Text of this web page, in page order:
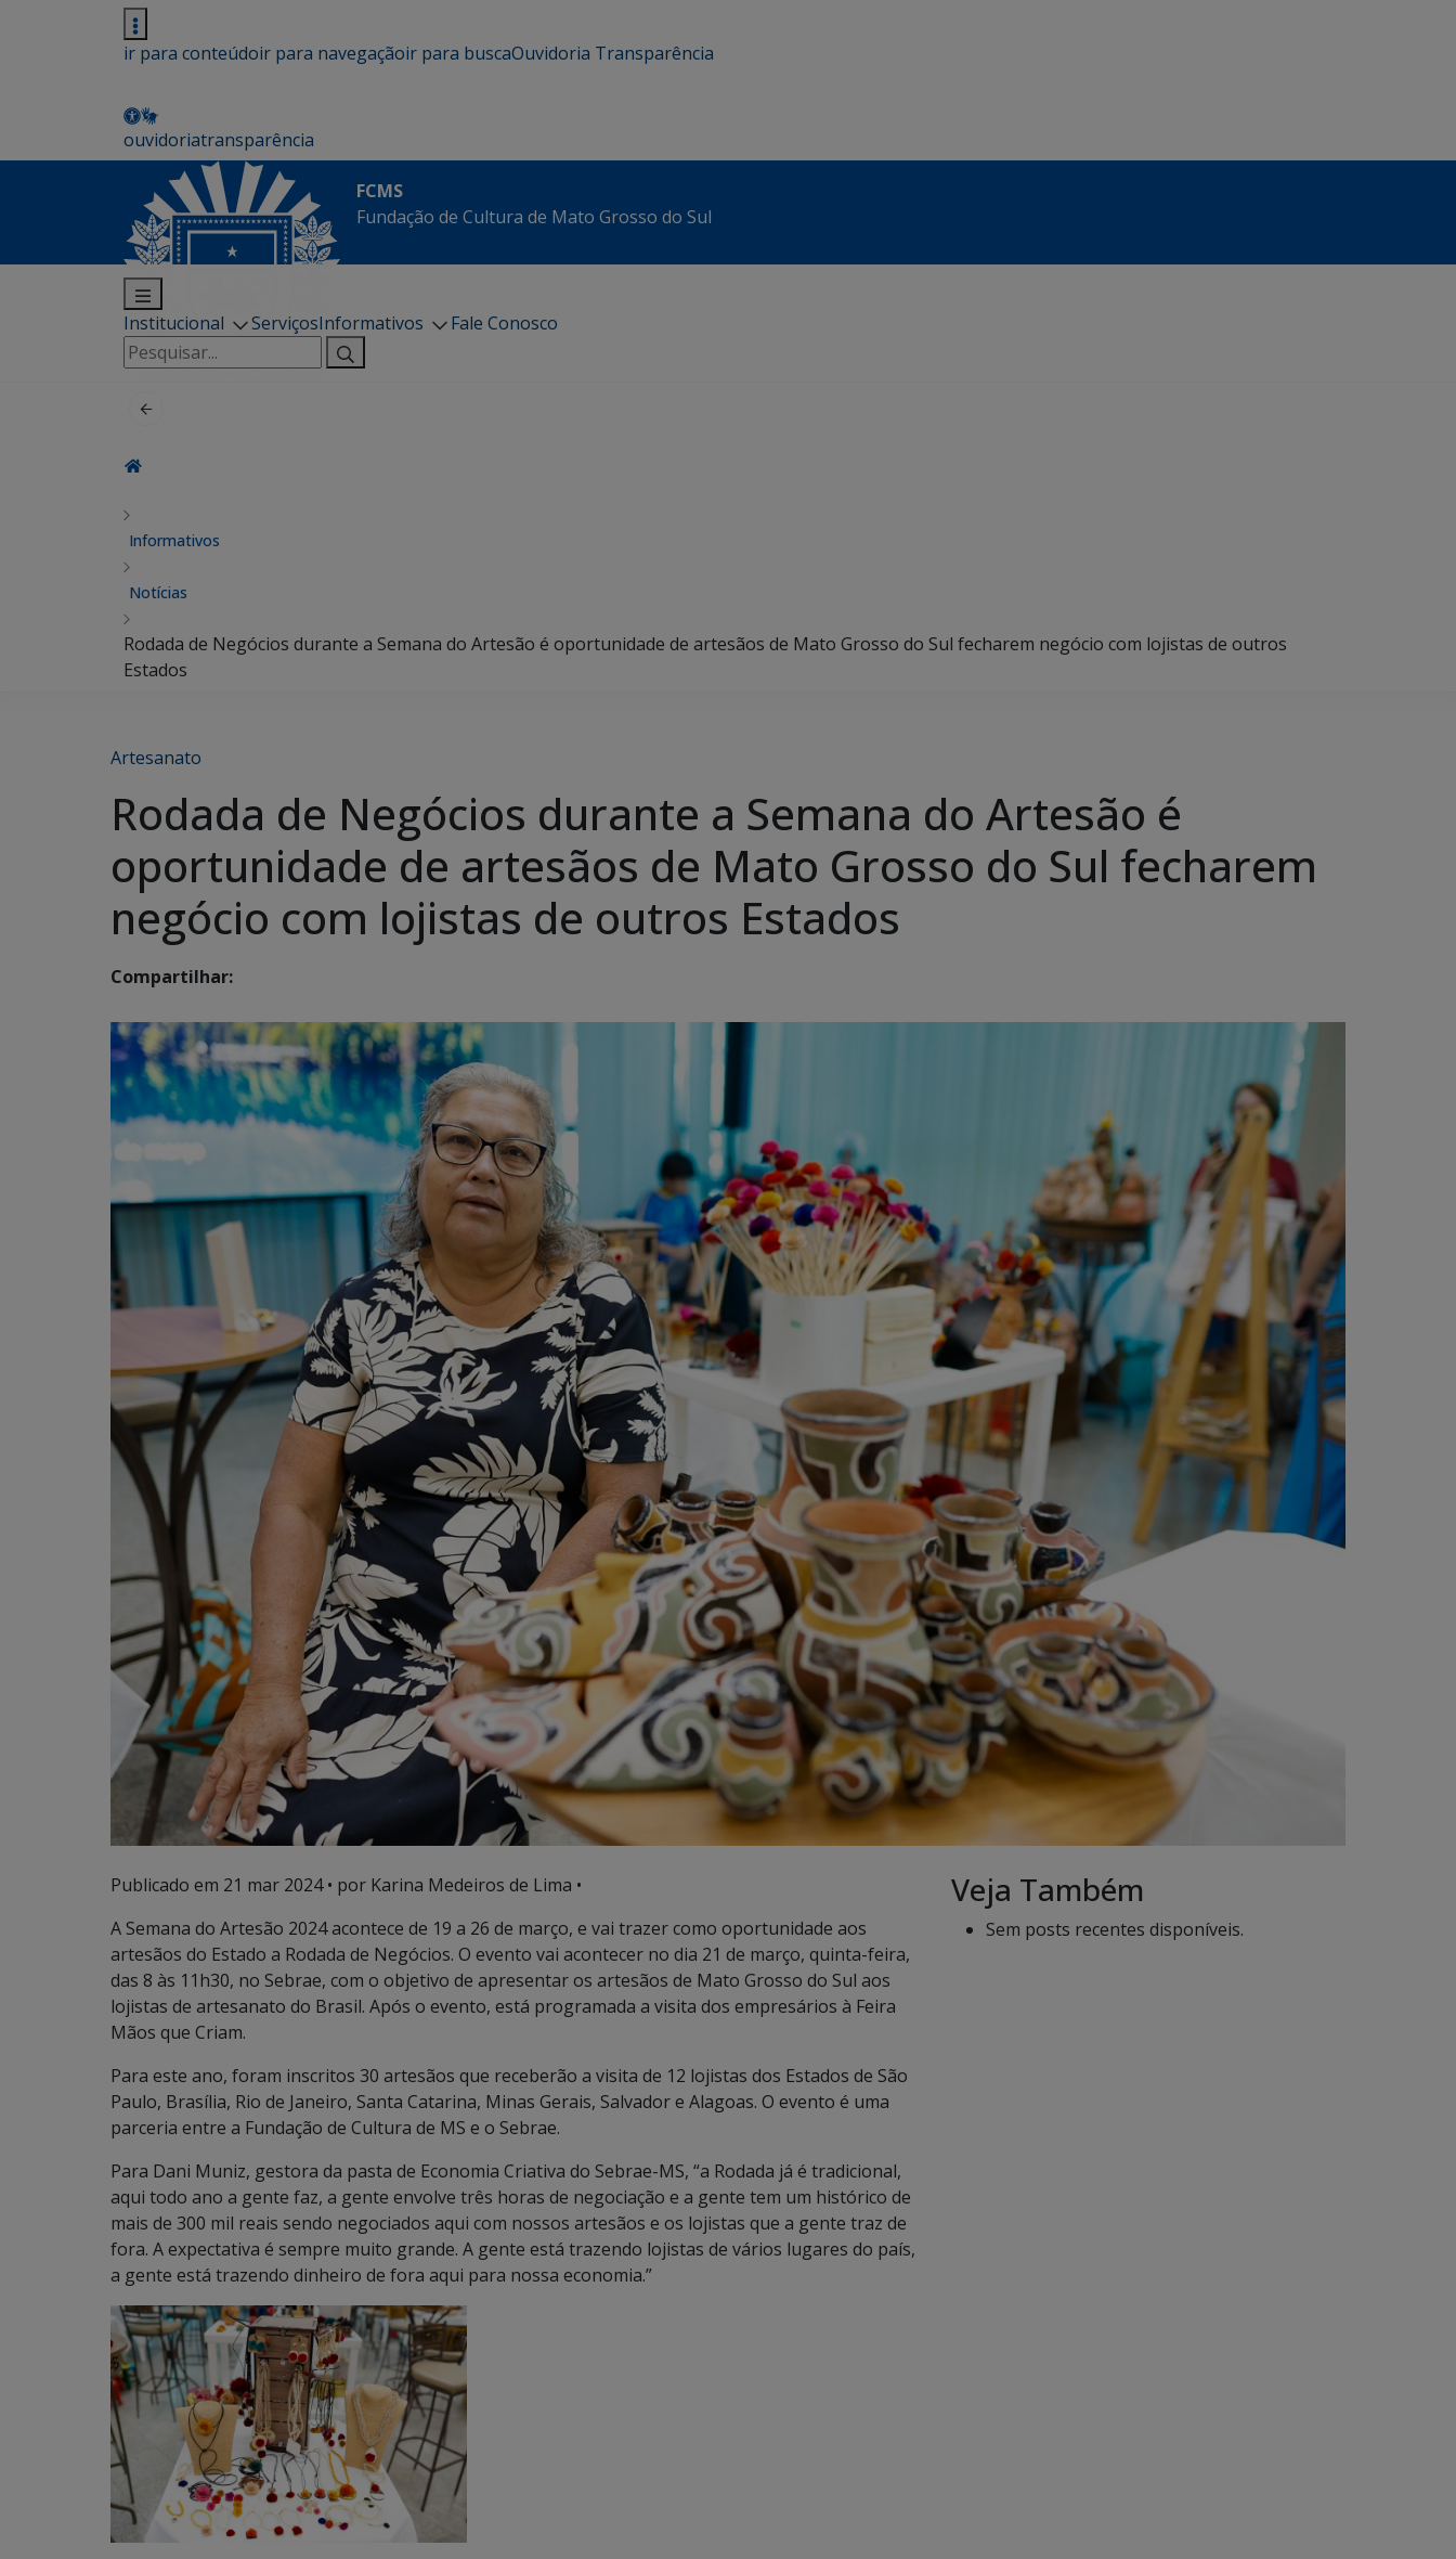
ir para conteúdoir para navegaçãoir para buscaOuvidoria Transparência
ouvidoriatransparência
FCMS
Fundação de Cultura de Mato Grosso do Sul
Institucional ServiçosInformativos
Fale Conosco
Pesquisar
por:
Informativos
Notícias
Rodada de Negócios durante a Semana do Artesão é oportunidade de artesãos de Mato Grosso do Sul fecharem negócio com lojistas de outros
Estados
Artesanato
Rodada de Negócios durante a Semana do Artesão é
oportunidade de artesãos de Mato Grosso do Sul fecharem
negócio com lojistas de outros Estados
Compartilhar:
Publicado em 21 mar 2024• por Karina Medeiros de Lima •
A Semana do Artesão 2024 acontece de 19 a 26 de março, e vai trazer como oportunidade aos
artesãos do Estado a Rodada de Negócios. O evento vai acontecer no dia 21 de março, quinta-feira,
das 8 às 11h30, no Sebrae, com o objetivo de apresentar os artesãos de Mato Grosso do Sul aos
lojistas de artesanato do Brasil. Após o evento, está programada a visita dos empresários à Feira
Mãos que Criam.
Para este ano, foram inscritos 30 artesãos que receberão a visita de 12 lojistas dos Estados de São
Paulo, Brasília, Rio de Janeiro, Santa Catarina, Minas Gerais, Salvador e Alagoas. O evento é uma
parceria entre a Fundação de Cultura de MS e o Sebrae.
Para Dani Muniz, gestora da pasta de Economia Criativa do Sebrae-MS, “a Rodada já é tradicional,
aqui todo ano a gente faz, a gente envolve três horas de negociação e a gente tem um histórico de
mais de 300 mil reais sendo negociados aqui com nossos artesãos e os lojistas que a gente traz de
fora. A expectativa é sempre muito grande. A gente está trazendo lojistas de vários lugares do país,
a gente está trazendo dinheiro de fora aqui para nossa economia.”
Veja Também
Sem posts recentes disponíveis.